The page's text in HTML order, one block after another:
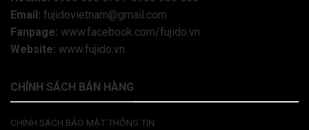
Email: fujidovietnam@gmail.com
Fanpage: www.facebook.com/fujido.vn
Website: www.fujido.vn
CHÍNH SÁCH BÁN HÀNG
CHÍNH SÁCH BẢO MẬT THÔNG TIN